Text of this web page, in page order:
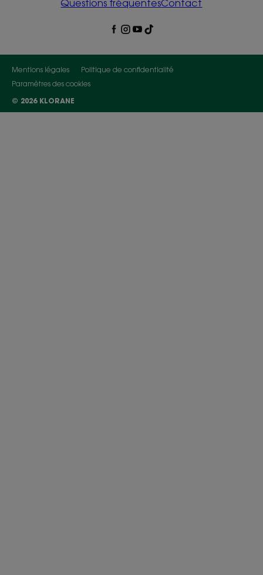
Questions fréquentesContact
Mentions légales
Politique de confidentialité
Paramètres des cookies
© 2026 KLORANE